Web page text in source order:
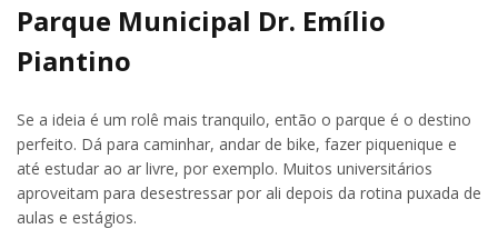
Parque Municipal Dr. Emílio
Piantino
Se a ideia é um rolê mais tranquilo, então o parque é o destino
perfeito. Dá para caminhar, andar de bike, fazer piquenique e
até estudar ao ar livre, por exemplo. Muitos universitários
aproveitam para desestressar por ali depois da rotina puxada de
aulas e estágios.